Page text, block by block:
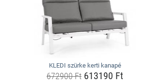
KLEDI szürke kerti kanapé
672900 Ft 613190 Ft